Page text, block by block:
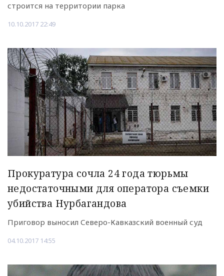
строится на территории парка
10.10.2017 22:49
Прокуратура сочла 24 года тюрьмы
недостаточными для оператора съемки
убийства Нурбагандова
Приговор выносил Северо-Кавказский военный суд
04.10.2017 14:55